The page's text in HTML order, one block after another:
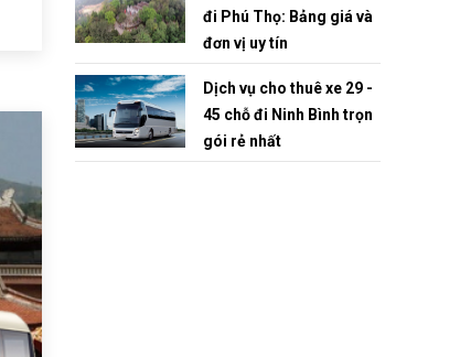
đi Phú Thọ: Bảng giá và
đơn vị uy tín
Dịch vụ cho thuê xe 29 -
45 chỗ đi Ninh Bình trọn
gói rẻ nhất